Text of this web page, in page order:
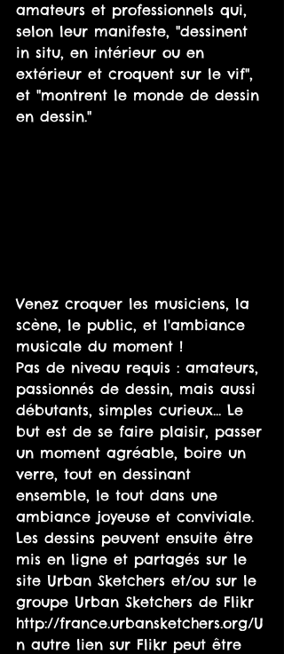
amateurs et professionnels qui,
selon leur manifeste, "dessinent
in situ, en intérieur ou en
extérieur et croquent sur le vif",
et "montrent le monde de dessin
en dessin."
Venez croquer les musiciens, la
scène, le public, et l'ambiance
musicale du moment !
Pas de niveau requis : amateurs,
passionnés de dessin, mais aussi
débutants, simples curieux... Le
but est de se faire plaisir, passer
un moment agréable, boire un
verre, tout en dessinant
ensemble, le tout dans une
ambiance joyeuse et conviviale.
Les dessins peuvent ensuite être
mis en ligne et partagés sur le
site Urban Sketchers et/ou sur le
groupe Urban Sketchers de Flikr
http://france.urbansketchers.org/U
n autre lien sur Flikr peut être